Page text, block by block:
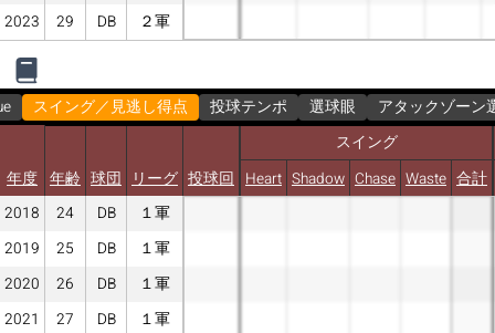
2023
29 DB ２軍
スイング／見逃し得点 投球テンポ 選球眼
アタックゾーン
スイング
年度 年齢 球団 リーグ 投球回 Heart Shadow Chase Waste 合計
2018
24 DB
１軍
2019
25 DB
１軍
2020
26 DB
１軍
2021
27 DB
１軍